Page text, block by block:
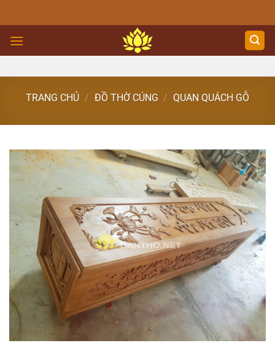
to
content
TRANG CHỦ / ĐỒ THỜ CÚNG / QUAN QUÁCH GỖ